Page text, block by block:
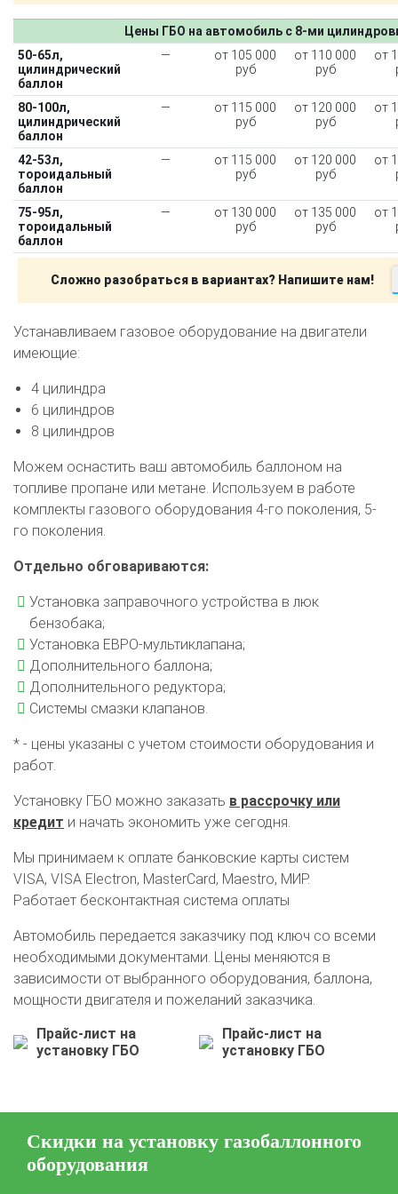
О автосервисе
Отзывы клиентов
Установка ГБО за 6 часов
Цены ГБО на автомобиль с 8-ми
50-65л,
цилиндрический
баллон
—
от 105 000
руб
от 110 000
руб
от
80-100л,
цилиндрический
баллон
—
от 115 000
руб
от 120 000
руб
от
42-53л,
тороидальный
баллон
—
от 115 000
руб
от 120 000
руб
от
75-95л,
тороидальный
баллон
—
от 130 000
руб
от 135 000
руб
от
Сложно разобраться в вариантах? Напишите нам!
Устанавливаем газовое оборудование на двигатели
имеющие:
4 цилиндра
6 цилиндров
8 цилиндров
Можем оснастить ваш автомобиль баллоном на
топливе пропане или метане. Используем в работе
комплекты газового оборудования 4-го поколения, 5-
го поколения.
Отдельно обговариваются:
Установка заправочного устройства в люк
бензобака;
Установка ЕВРО-мультиклапана;
Дополнительного баллона;
Дополнительного редуктора;
Системы смазки клапанов.
* - цены указаны с учетом стоимости оборудования и
работ.
Установку ГБО можно заказать в рассрочку или
кредит и начать экономить уже сегодня.
Мы принимаем к оплате банковские карты систем
VISA, VISA Electron, MasterCard, Maestro, МИР.
Работает бесконтактная система оплаты
Автомобиль передается заказчику под ключ со всеми
необходимыми документами. Цены меняются в
зависимости от выбранного оборудования, баллона,
мощности двигателя и пожеланий заказчика.
Прайс-лист на
установку ГБО
Прайс-лист на
установку ГБО
Скидки на установку газобаллонного
оборудования